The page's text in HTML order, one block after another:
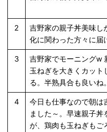
2
吉野家の親子丼美味し
化に関わった方々に届
3
吉野家でモーニングw
玉ねぎを大きくカット
る。半熟具合も良いね。
4
今日も仕事なので朝は
ました～。早速親子丼
が、鶏肉も玉ねぎもご